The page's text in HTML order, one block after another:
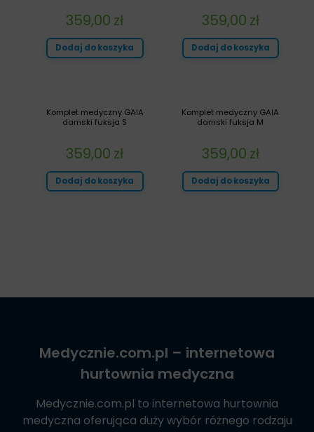
359,00 zł
Dodaj do koszyka
359,00 zł
Dodaj do koszyka
Komplet medyczny GAIA
damski fuksja M
359,00 zł
Dodaj do koszyka
Komplet medyczny GAIA
damski fuksja S
359,00 zł
Dodaj do koszyka
Medycznie.com.pl – internetowa
hurtownia medyczna
Medycznie.com.pl to internetowa hurtownia
medyczna oferująca duży wybór różnego rodzaju